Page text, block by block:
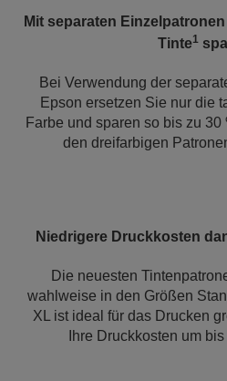
Mit separaten
Tinte1
Bei Verwendung der
Epson ersetzen Sie nur die
Farbe und sparen so bis zu 30
den dreifarbigen
Niedrigere Druckkosten
Die neuesten
wahlweise in den Größen
XL ist ideal für das Drucken
Ihre Druckkosten um